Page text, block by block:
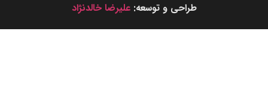
طراحی و توسعه:علیرضا خالدنژاد